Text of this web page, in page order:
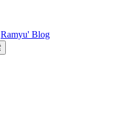
Ramyu' Blog